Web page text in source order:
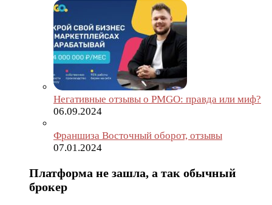
Негативные отзывы о PMGO: правда или миф?
06.09.2024
Франшиза Восточный оборот, отзывы
07.01.2024
Платформа не зашла, а так обычный
брокер